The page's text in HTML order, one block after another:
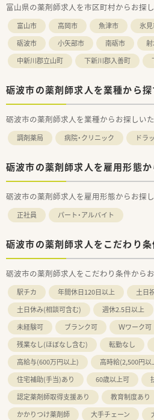
富山県の薬剤師求人を市区町村からお探
富山市 高岡市 魚津市 氷
砺波市
小矢部市 南砺市
中新川郡立山町
下新川郡入善町
砺波市の薬剤師求人を業種から探
砺波市の薬剤師求人を業種からお探しいた
調剤薬局 病院・クリニック ドラ
砺波市の薬剤師求人を雇用形態か
砺波市の薬剤師求人を雇用形態からお探
正社員 パート・アルバイト
砺波市の薬剤師求人をこだわり
砺波市の薬剤師求人をこだわり条件から
駅チカ 年間休日120日以上
土日
土日休み(相談可含む)
週休2.5日以上
未経験可
ブランク可 Ｗワーク可
残業なし(ほぼなし含む)
転勤なし
高給与(600万円以上)
高時給(2,500円以
住宅補助(手当)あり
60歳以上可
認定薬剤師取得支援あり
教育制度あり
かかりつけ薬剤師
大手チェーン